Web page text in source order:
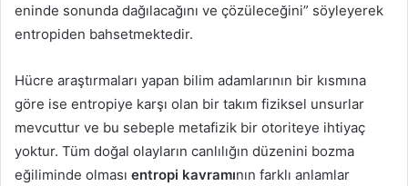
eninde sonunda dağılacağını ve çözüleceğini” söyleyerek
entropiden bahsetmektedir.
Hücre araştırmaları yapan bilim adamlarının bir kısmına
göre ise entropiye karşı olan bir takım fiziksel unsurlar
mevcuttur ve bu sebeple metafizik bir otoriteye ihtiyaç
yoktur. Tüm doğal olayların canlılığın düzenini bozma
eğiliminde olması entropi kavramının farklı anlamlar